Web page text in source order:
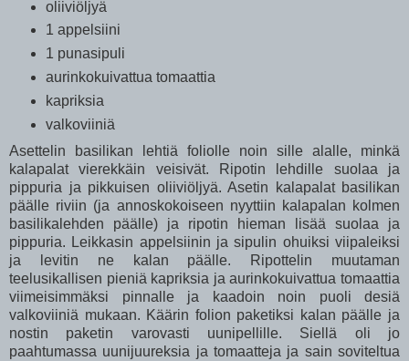
oliiviöljyä
1 appelsiini
1 punasipuli
aurinkokuivattua tomaattia
kapriksia
valkoviiniä
Asettelin basilikan lehtiä foliolle noin sille alalle, minkä
kalapalat vierekkäin veisivät. Ripotin lehdille suolaa ja
pippuria ja pikkuisen oliiviöljyä. Asetin kalapalat basilikan
päälle riviin (ja annoskokoiseen nyyttiin kalapalan kolmen
basilikalehden päälle) ja ripotin hieman lisää suolaa ja
pippuria. Leikkasin appelsiinin ja sipulin ohuiksi viipaleiksi
ja levitin ne kalan päälle. Ripottelin muutaman
teelusikallisen pieniä kapriksia ja aurinkokuivattua tomaattia
viimeisimmäksi pinnalle ja kaadoin noin puoli desiä
valkoviiniä mukaan. Käärin folion paketiksi kalan päälle ja
nostin paketin varovasti uunipellille. Siellä oli jo
paahtumassa uunijuureksia ja tomaatteja ja sain soviteltua